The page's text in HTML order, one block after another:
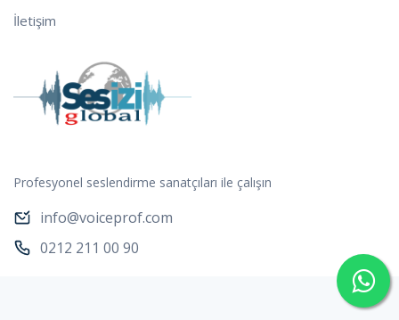
Profesyonel seslendirme sanatçıları ile çalışın
info@voiceprof.com
0212 211 00 90
İletişim